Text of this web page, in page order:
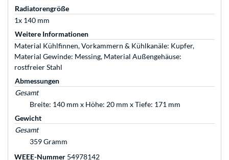
Radiatorengröße
1x 140 mm
Weitere Informationen
Material Kühlfinnen, Vorkammern & Kühlkanäle: Kupfer,
Material Gewinde: Messing, Material Außengehäuse:
rostfreier Stahl
Abmessungen
Gesamt
Breite: 140 mm x Höhe: 20 mm x Tiefe: 171 mm
Gewicht
Gesamt
359 Gramm
WEEE-Nummer 54978142